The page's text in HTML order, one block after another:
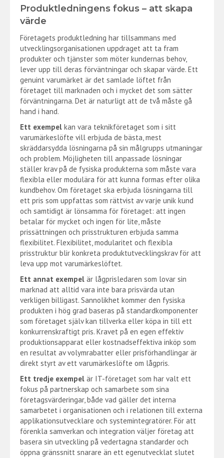
Produktledningens fokus – att skapa
värde
Företagets produktledning har tillsammans med
utvecklingsorganisationen uppdraget att ta fram
produkter och tjänster som möter kundernas behov,
lever upp till deras förväntningar och skapar värde. Ett
genuint varumärket är det samlade löftet från
företaget till marknaden och i mycket det som sätter
förväntningarna. Det är naturligt att de två måste gå
hand i hand.
Ett exempel kan vara teknikföretaget som i sitt
varumärkeslöfte vill erbjuda de bästa, mest
skräddarsydda lösningarna på sin målgrupps utmaningar
och problem. Möjligheten till anpassade lösningar
ställer krav på de fysiska produkterna som måste vara
flexibla eller modulära för att kunna formas efter olika
kundbehov. Om företaget ska erbjuda lösningarna till
ett pris som uppfattas som rättvist av varje unik kund
och samtidigt är lönsamma för företaget: att ingen
betalar för mycket och ingen för lite, måste
prissättningen och prisstrukturen erbjuda samma
flexibilitet. Flexibilitet, modularitet och flexibla
prisstruktur blir konkreta produktutvecklingskrav för att
leva upp mot varumärkeslöftet.
Ett annat exempel är lågprisledaren som lovar sin
marknad att alltid vara inte bara prisvärda utan
verkligen billigast. Sannolikhet kommer den fysiska
produkten i hög grad baseras på standardkomponenter
som företaget själv kan tillverka eller köpa in till ett
konkurrenskraftigt pris. Kravet på en egen effektiv
produktionsapparat eller kostnadseffektiva inköp som
en resultat av volymrabatter eller prisförhandlingar är
direkt styrt av ett varumärkeslöfte om lågpris.
Ett tredje exempel är IT-företaget som har valt ett
fokus på partnerskap och samarbete som sina
företagsvärderingar, både vad gäller det interna
samarbetet i organisationen och i relationen till externa
applikationsutvecklare och systemintegratörer. För att
förenkla samverkan och integration väljer företag att
basera sin utveckling på vedertagna standarder och
öppna gränssnitt snarare än ett egenutvecklat slutet